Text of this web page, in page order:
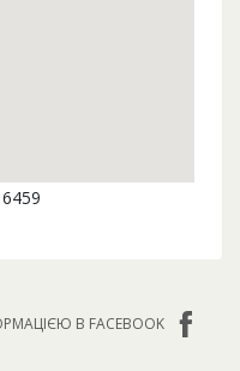
В FACEBOOK